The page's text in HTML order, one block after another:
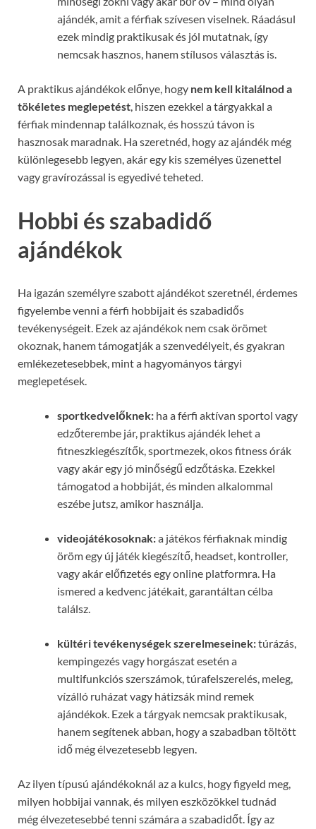
ajándék, amit a férfiak szívesen viselnek. Ráadásul
ezek mindig praktikusak és jól mutatnak, így
nemcsak hasznos, hanem stílusos választás is.
A praktikus ajándékok előnye, hogy nem kell kitalálnod a
tökéletes meglepetést , hiszen ezekkel a tárgyakkal a
férfiak mindennap találkoznak, és hosszú távon is
hasznosak maradnak. Ha szeretnéd, hogy az ajándék még
különlegesebb legyen, akár egy kis személyes üzenettel
vagy gravírozással is egyedivé teheted.
Hobbi és szabadidő
ajándékok
Ha igazán személyre szabott ajándékot szeretnél, érdemes
figyelembe venni a férfi hobbijait és szabadidős
tevékenységeit. Ezek az ajándékok nem csak örömet
okoznak, hanem támogatják a szenvedélyeit, és gyakran
emlékezetesebbek, mint a hagyományos tárgyi
meglepetések.
sportkedvelőknek: ha a férfi aktívan sportol vagy
edzőterembe jár, praktikus ajándék lehet a
fitneszkiegészítők, sportmezek, okos fitness órák
vagy akár egy jó minőségű edzőtáska. Ezekkel
támogatod a hobbiját, és minden alkalommal
eszébe jutsz, amikor használja.
videojátékosoknak:a játékos férfiaknak mindig
öröm egy új játék kiegészítő, headset, kontroller,
vagy akár előfizetés egy online platformra. Ha
ismered a kedvenc játékait, garantáltan célba
találsz.
kültéri tevékenységek szerelmeseinek:túrázás,
kempingezés vagy horgászat esetén a
multifunkciós szerszámok, túrafelszerelés, meleg,
vízálló ruházat vagy hátizsák mind remek
ajándékok. Ezek a tárgyak nemcsak praktikusak,
hanem segítenek abban, hogy a szabadban töltött
idő még élvezetesebb legyen.
Az ilyen típusú ajándékoknál az a kulcs, hogy figyeld meg,
milyen hobbijai vannak, és milyen eszközökkel tudnád
még élvezetesebbé tenni számára a szabadidőt. Így az